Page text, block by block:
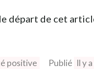
départ de cet
positive Publié Il y